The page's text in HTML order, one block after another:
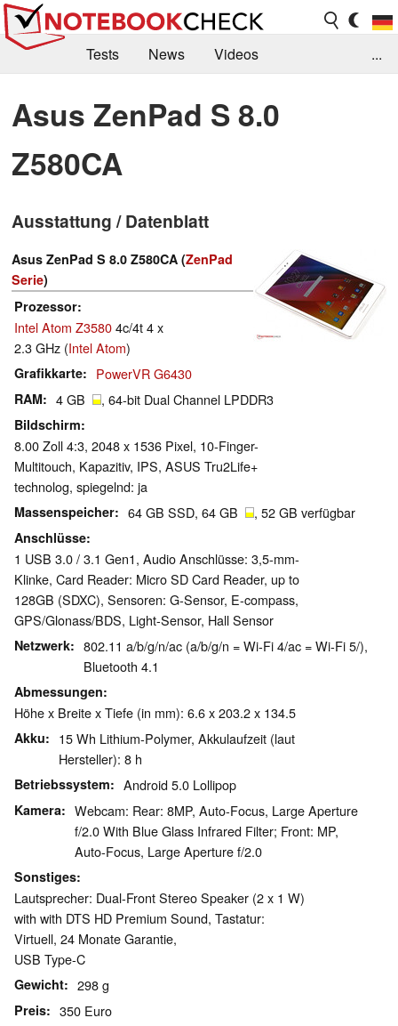
Tests News
Videos
Kaufberatung
Deals Suche
Jobs
Forum
...
Asus ZenPad S 8.0
Z580CA
Ausstattung / Datenblatt
Asus ZenPad S 8.0 Z580CA (ZenPad
Serie)
Prozessor
Intel Atom Z35804c/4t 4 x
2.3 GHz (Intel Atom)
Grafikkarte PowerVR G6430
RAM 4 GB , 64-bit Dual Channel LPDDR3
Bildschirm
8.00 Zoll 4:3, 2048 x 1536 Pixel, 10-Finger-
Multitouch, Kapazitiv, IPS, ASUS Tru2Life+
technolog, spiegelnd: ja
Massenspeicher 64 GB SSD, 64 GB , 52 GB verfügbar
Anschlüsse
1 USB 3.0 / 3.1 Gen1, Audio Anschlüsse: 3,5-mm-
Klinke, Card Reader: Micro SD Card Reader, up to
128GB (SDXC), Sensoren: G-Sensor, E-compass,
GPS/Glonass/BDS, Light-Sensor, Hall Sensor
Netzwerk
802.11 a/b/g/n/ac (a/b/g/n = Wi-Fi 4/ac = Wi-Fi 5/),
Bluetooth 4.1
Abmessungen
Höhe x Breite x Tiefe (in mm): 6.6 x 203.2 x 134.5
Akku
15 Wh Lithium-Polymer, Akkulaufzeit (laut
Hersteller): 8 h
Betriebssystem Android 5.0 Lollipop
Kamera
Webcam: Rear: 8MP, Auto-Focus, Large Aperture
f/2.0 With Blue Glass Infrared Filter; Front: MP,
Auto-Focus, Large Aperture f/2.0
Sonstiges
Lautsprecher: Dual-Front Stereo Speaker (2 x 1 W)
with with DTS HD Premium Sound, Tastatur:
Virtuell, 24 Monate Garantie,
USB Type-C
Gewicht 298 g
Preis 350 Euro